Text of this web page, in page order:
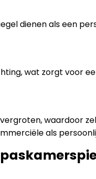
dienen als een
wat zorgt voor
waardoor
als